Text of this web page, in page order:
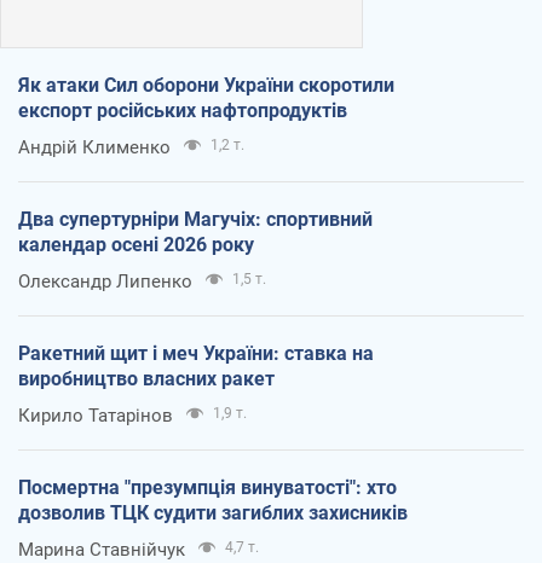
Як атаки Сил оборони України скоротили
експорт російських нафтопродуктів
Андрій Клименко 1,2 т.
Два супертурніри Магучіх: спортивний
календар осені 2026 року
Олександр Липенко 1,5 т.
Ракетний щит і меч України: ставка на
виробництво власних ракет
Кирило Татарінов 1,9 т.
Посмертна "презумпція винуватості": хто
дозволив ТЦК судити загиблих захисників
Марина Ставнійчук 4,7 т.